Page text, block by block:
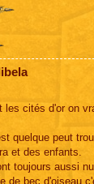
les cités d'or on
quelque peut
et des enfants.
toujours aussi
de bec d'oiseau